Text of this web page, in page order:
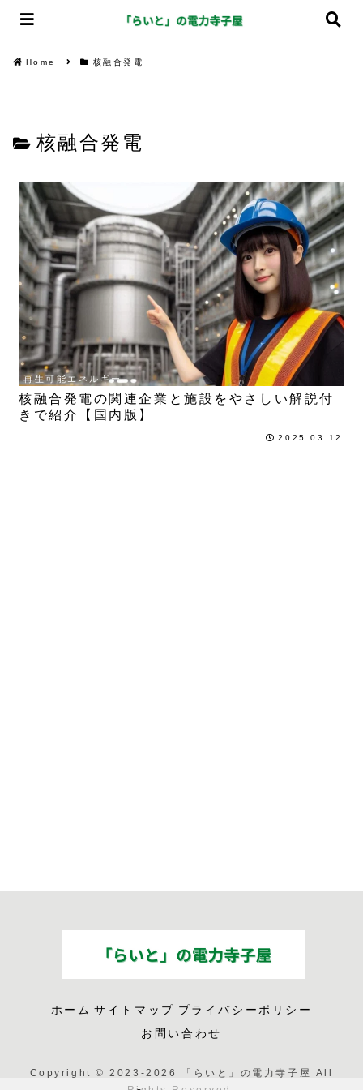
Home 核融合発電
核融合発電
再生可能エネルギー
核融合発電の関連企業と施設をやさしい解説付
きで紹介【国内版】
2025.03.12
ホーム サイトマップ プライバシーポリシー
お問い合わせ
Copyright © 2023-2026 「らいと」の電力寺子屋 All